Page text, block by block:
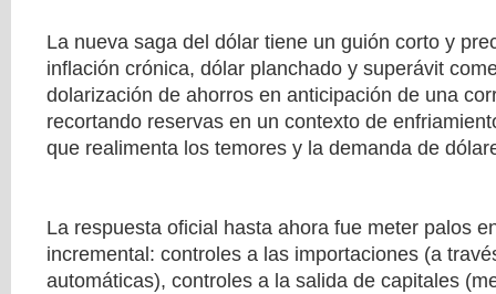
La nueva saga del dólar tiene un guión corto y
inflación crónica, dólar planchado y superávit
dolarización de ahorros en anticipación de una
recortando reservas en un contexto de
que realimenta los temores y la demanda de
La respuesta oficial hasta ahora fue meter palos
incremental: controles a las importaciones (a
automáticas), controles a la salida de capitales